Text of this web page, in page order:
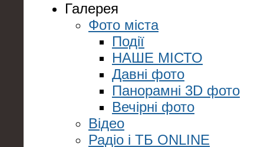
Галерея
Фото міста
Події
НАШЕ МІСТО
Давні фото
Панорамні 3D фото
Вечірні фото
Відео
Радіо і ТБ ONLINE